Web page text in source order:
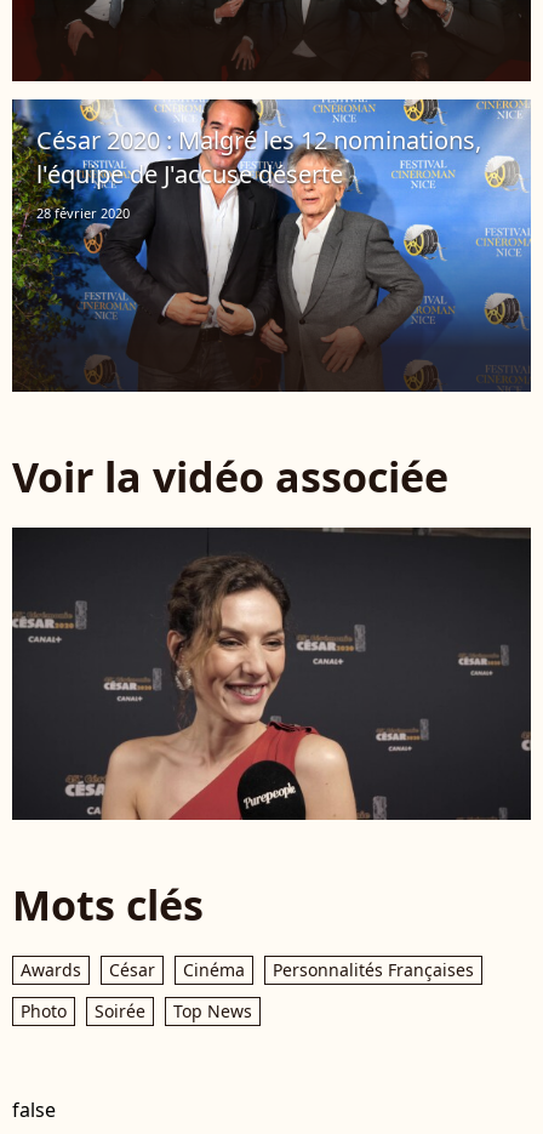
César 2020 : Malgré les 12 nominations,
l'équipe de J'accuse déserte
28 février 2020
Voir la vidéo associée
Mots clés
Awards César Cinéma
Personnalités Françaises
Photo
Soirée Top News
false